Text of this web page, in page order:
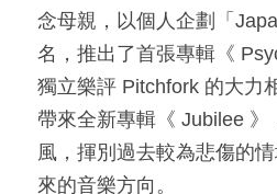
念母親，以個人企劃「
名，推出了首張專輯《
獨立樂評 Pitchfork 的大力
帶來全新專輯《 Jubilee 》
風，揮別過去較為悲傷的
來的音樂方向。​